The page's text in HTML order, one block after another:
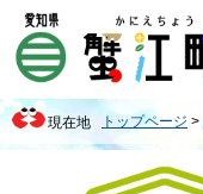
ジ
先
ュ
を
現在地 トップページ >